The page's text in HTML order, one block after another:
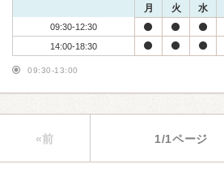
月 火 水
09:30-12:30
14:00-18:30
09:30-13:00
«前 1/1ページ